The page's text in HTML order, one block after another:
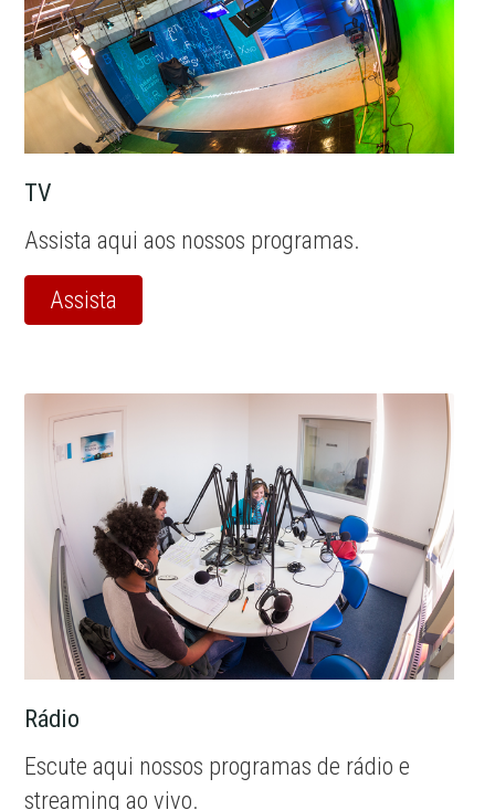
TV
Assista aqui aos nossos programas.
Assista
Rádio
Escute aqui nossos programas de rádio e
streaming ao vivo.